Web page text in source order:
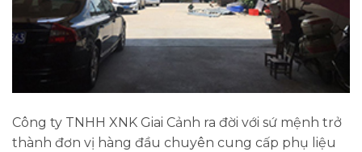
Công ty TNHH XNK Giai Cảnh ra đời với sứ mệnh trở
thành đơn vị hàng đầu chuyên cung cấp phụ liệu